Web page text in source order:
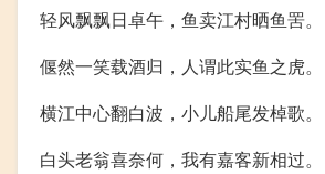
轻风飘飘日卓午，鱼卖江村晒鱼罟。
偃然一笑载酒归，人谓此实鱼之虎。
横江中心翻白波，小儿船尾发棹歌。
白头老翁喜奈何，我有嘉客新相过。